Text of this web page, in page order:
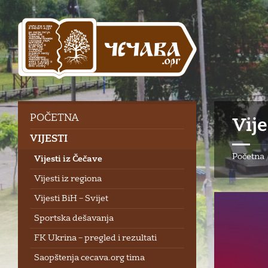
Skip
content
Skip
left
sidebar
Skip
right
sidebar
Skip
footer
Početna
POČETNA
VIJESTI
Vijesti iz Čečave
Vijesti iz regiona
Vijesti BiH – Svijet
Sportska dešavanja
FK Ukrina – pregled i rezultati
Saopštenja cecava.org tima